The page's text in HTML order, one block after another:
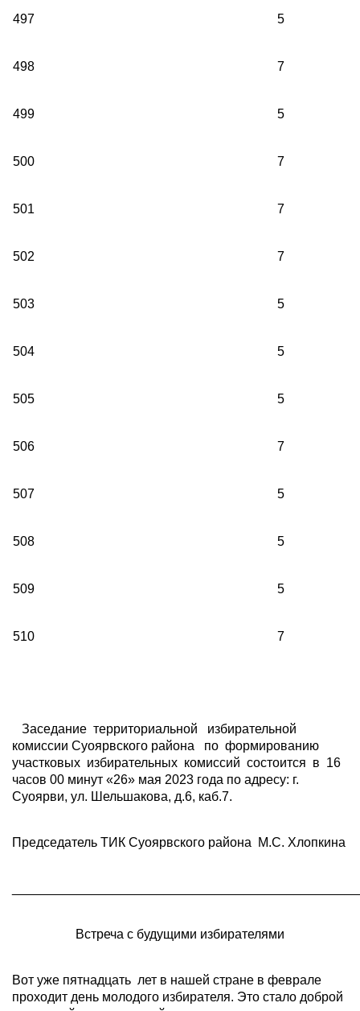
497 5
498 7
499 5
500 7
501 7
502 7
503 5
504 5
505 5
506 7
507 5
508 5
509 5
510 7
Заседание территориальной избирательной
комиссии Суоярвского района по формированию
участковых избирательных комиссий состоится в 16
часов 00 минут «26» мая 2023 года по адресу: г.
Суоярви, ул. Шельшакова, д.6, каб.7.
Председатель ТИК Суоярвского района М.С. Хлопкина
Встреча с будущими избирателями
Вот уже пятнадцать лет в нашей стране в феврале
проходит день молодого избирателя. Это стало доброй